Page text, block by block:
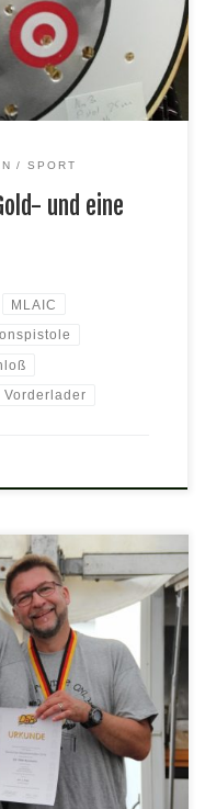
Jörg Klock vom SV
holten […]
SPORT
und eine
MLAIC
Vorderlader
Schützen in
mit vier Ringen
Südhessen blieb die
Klock um einen Ring
in dieser Disziplin